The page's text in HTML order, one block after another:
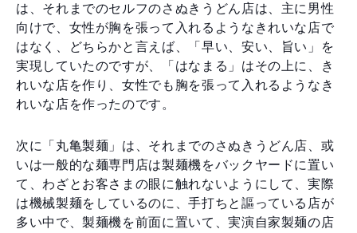
は、それまでのセルフのさぬきうどん店は、主に男性
向けで、女性が胸を張って入れるようなきれいな店で
はなく、どちらかと言えば、「早い、安い、旨い」を
実現していたのですが、「はなまる」はその上に、き
れいな店を作り、女性でも胸を張って入れるようなき
れいな店を作ったのです。
次に「丸亀製麺」は、それまでのさぬきうどん店、或
いは一般的な麺専門店は製麺機をバックヤードに置い
て、わざとお客さまの眼に触れないようにして、実際
は機械製麺をしているのに、手打ちと謳っている店が
多い中で、製麺機を前面に置いて、実演自家製麺の店